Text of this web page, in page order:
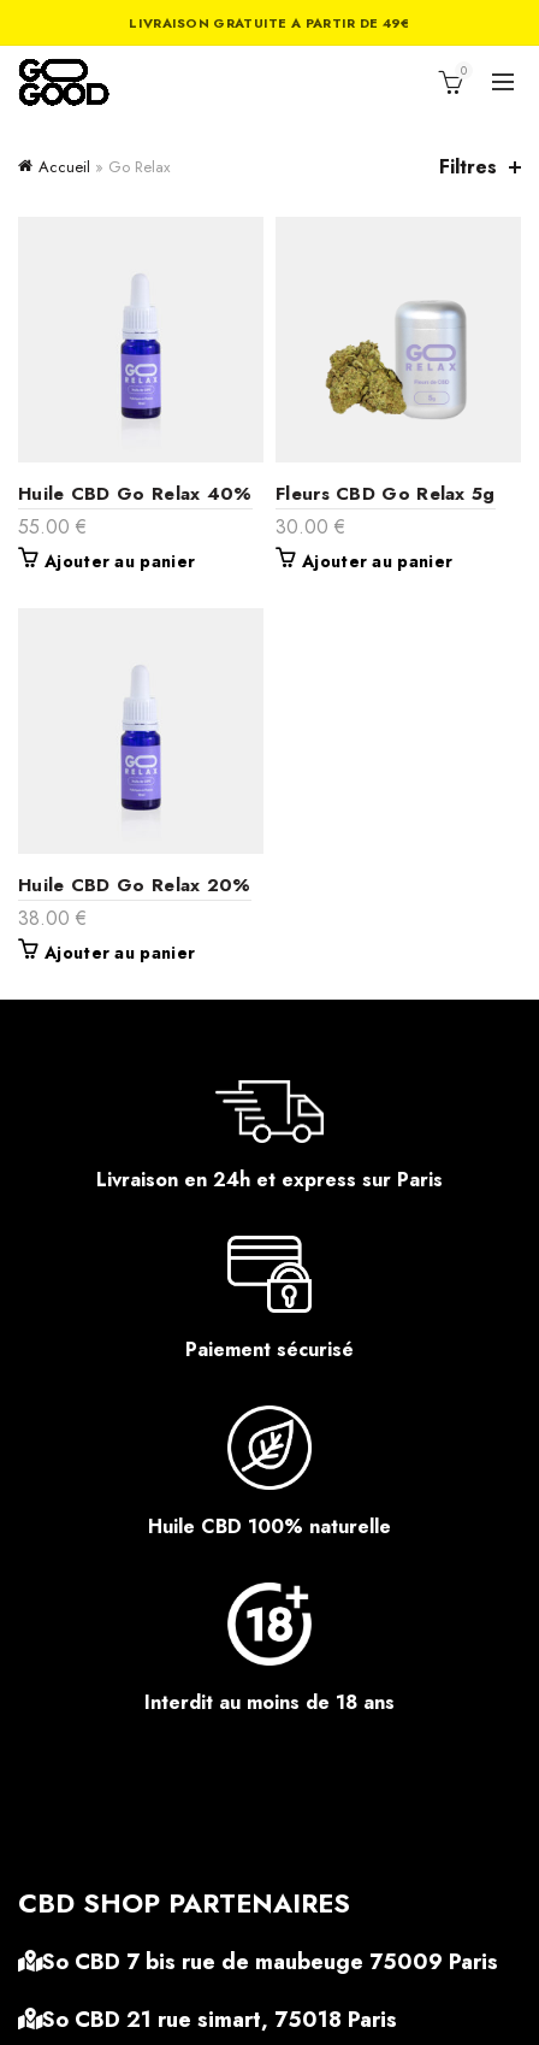
LIVRAISON GRATUITE A PARTIR DE 49€
0
Accueil » Go Relax Filtres
Huile CBD Go Relax 40%
55.00 €
Ajouter au panier
Fleurs CBD Go Relax 5g
30.00 €
Ajouter au panier
Huile CBD Go Relax 20%
38.00 €
Ajouter au panier
Livraison en 24h et express sur Paris
Paiement sécurisé
Huile CBD 100% naturelle
Interdit au moins de 18 ans
CBD SHOP PARTENAIRES
So CBD 7 bis rue de maubeuge 75009 Paris
So CBD 21 rue simart, 75018 Paris